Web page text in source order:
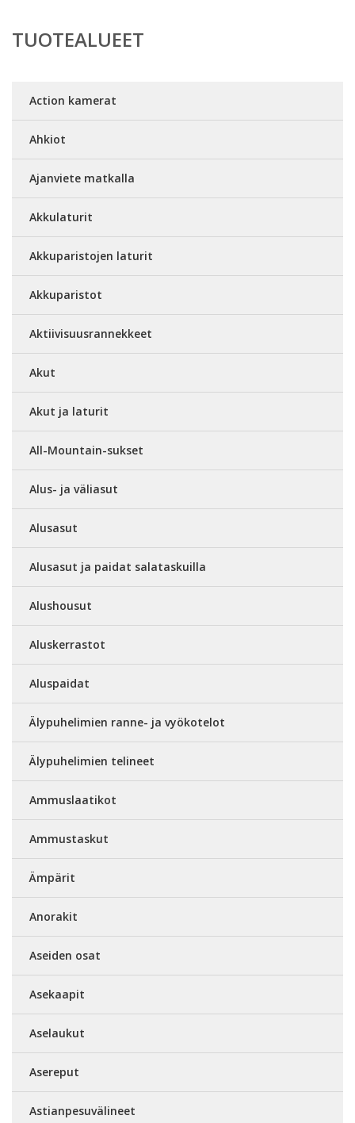
TUOTEALUEET
Action kamerat
Ahkiot
Ajanviete matkalla
Akkulaturit
Akkuparistojen laturit
Akkuparistot
Aktiivisuusrannekkeet
Akut
Akut ja laturit
All-Mountain-sukset
Alus- ja väliasut
Alusasut
Alusasut ja paidat salataskuilla
Alushousut
Aluskerrastot
Aluspaidat
Älypuhelimien ranne- ja vyökotelot
Älypuhelimien telineet
Ammuslaatikot
Ammustaskut
Ämpärit
Anorakit
Aseiden osat
Asekaapit
Aselaukut
Asereput
Astianpesuvälineet